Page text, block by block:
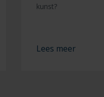
kunst?
Lees meer